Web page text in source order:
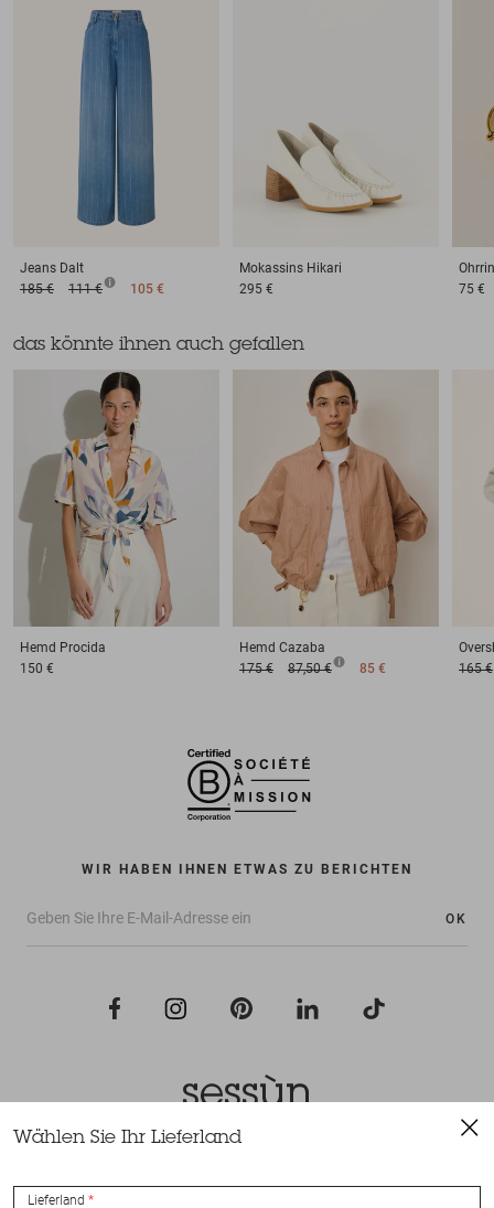
Jeans Dalt
185 €
111 € 105 €
Mokassins Hikari
295 €
75 €
das könnte ihnen auch gefallen
Hemd Procida
150 €
Hemd Cazaba
175 €
87,50 € 85 €
165 €
WIR HABEN IHNEN ETWAS ZU BERICHTEN
OK
Wählen Sie Ihr Lieferland
Lieferland